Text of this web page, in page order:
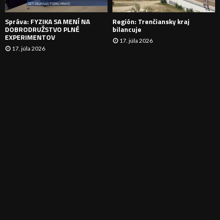
E
Správa: FYZIKA SA MENÍ NA
DOBRODRUŽSTVO PLNÉ
EXPERIMENTOV
17. júla 2026
Región: Trenčiansky kraj
bilancuje
17. júla 2026